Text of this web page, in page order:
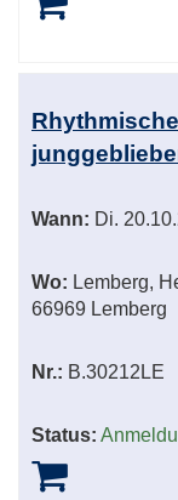
Wann: Di.
Wo: Lemberg,
66969 Lemberg
Nr.: B.30212LE
Status: